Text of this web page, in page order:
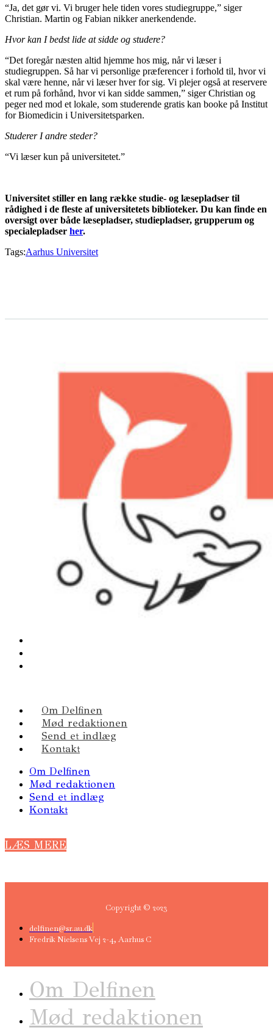
“Ja, det gør vi. Vi bruger hele tiden vores studiegruppe,” siger
Christian. Martin og Fabian nikker anerkendende.
Hvor kan I bedst lide at sidde og studere?
“Det foregår næsten altid hjemme hos mig, når vi læser i
studiegruppen. Så har vi personlige præferencer i forhold til, hvor vi
skal være henne, når vi læser hver for sig. Vi plejer også at reservere
et rum på forhånd, hvor vi kan sidde sammen,” siger Christian og
peger ned mod et lokale, som studerende gratis kan booke på Institut
for Biomedicin i Universitetsparken.
Studerer I andre steder?
“Vi læser kun på universitetet.”
Universitet stiller en lang række studie- og læsepladser til
rådighed i de fleste af universitetets biblioteker. Du kan finde en
oversigt over både læsepladser, studiepladser, grupperum og
specialepladser her.
Tags:Aarhus Universitet
Om Delfinen
Mød redaktionen
Send et indlæg
Kontakt
Om Delfinen
Mød redaktionen
Send et indlæg
Kontakt
LÆS MERE
Copyright © 2023
delfinen@sr.au.dk
Fredrik Nielsens Vej 2-4, Aarhus C
Om Delfinen
Mød redaktionen